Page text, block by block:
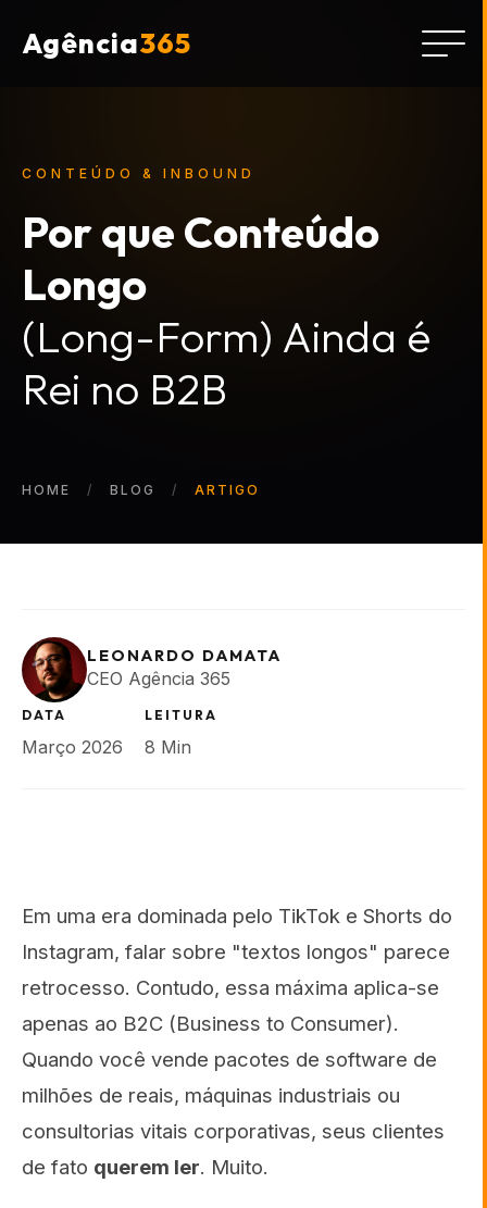
Agência365
CONTEÚDO & INBOUND
Por que Conteúdo
Longo
(Long-Form) Ainda é
Rei no B2B
HOME BLOG ARTIGO
LEONARDO DAMATA
CEO Agência 365
DATA
Março 2026
LEITURA
8 Min
Em uma era dominada pelo TikTok e Shorts do
Instagram, falar sobre "textos longos" parece
retrocesso. Contudo, essa máxima aplica-se
apenas ao B2C (Business to Consumer).
Quando você vende pacotes de software de
milhões de reais, máquinas industriais ou
consultorias vitais corporativas, seus clientes
de fato querem ler. Muito.